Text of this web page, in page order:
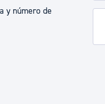
y número de